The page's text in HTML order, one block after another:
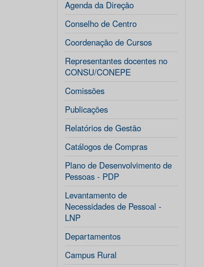
Agenda da Direção
Conselho de Centro
Coordenação de Cursos
Representantes docentes no
CONSU/CONEPE
Comissões
Publicações
Relatórios de Gestão
Catálogos de Compras
Plano de Desenvolvimento de
Pessoas - PDP
Levantamento de
Necessidades de Pessoal -
LNP
Departamentos
Campus Rural